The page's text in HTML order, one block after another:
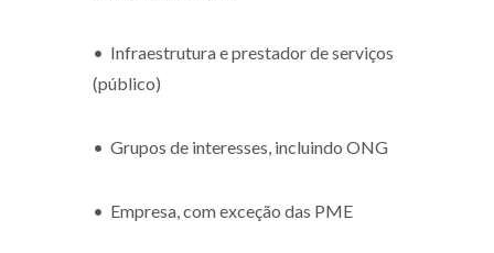
• Infraestrutura e prestador de serviços
(público)
• Grupos de interesses, incluindo ONG
• Empresa, com exceção das PME